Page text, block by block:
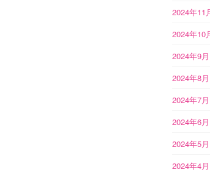
2024年11
2024年10
2024年9月
2024年8月
2024年7月
2024年6月
2024年5月
2024年4月